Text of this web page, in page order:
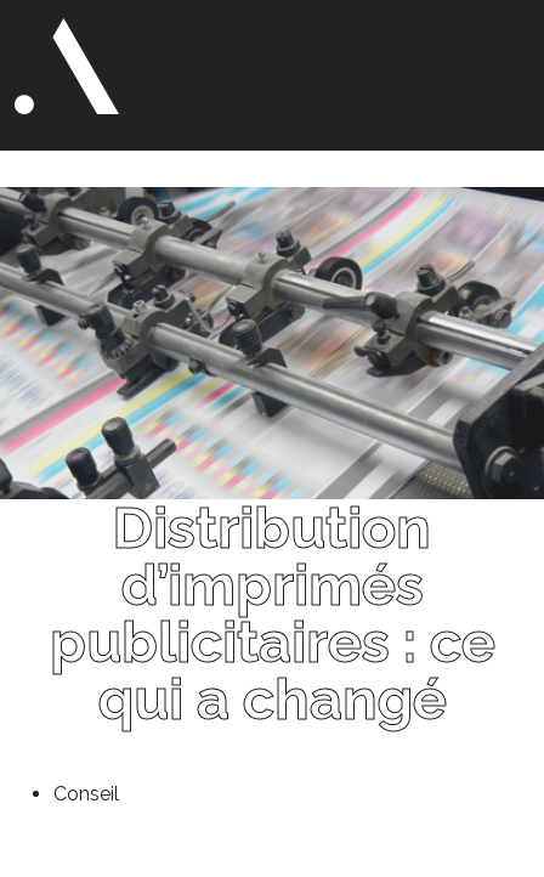
Distribution
d’imprimés
publicitaires : ce
qui a changé
Conseil